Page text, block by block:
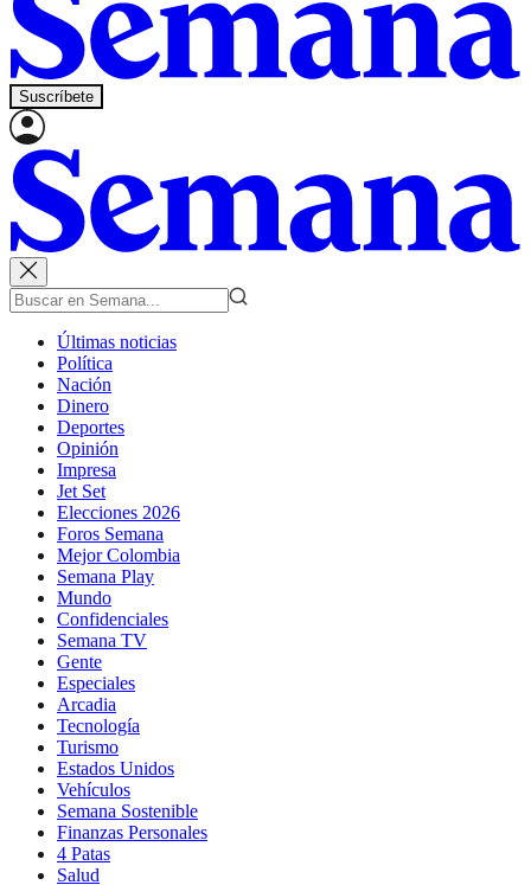
Suscríbete
Últimas noticias
Política
Nación
Dinero
Deportes
Opinión
Impresa
Jet Set
Elecciones 2026
Foros Semana
Mejor Colombia
Semana Play
Mundo
Confidenciales
Semana TV
Gente
Especiales
Arcadia
Tecnología
Turismo
Estados Unidos
Vehículos
Semana Sostenible
Finanzas Personales
4 Patas
Salud